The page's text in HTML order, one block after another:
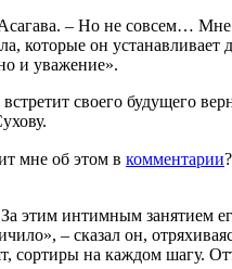
– Но не совсем… Мне
которые он
и уважение».
своего будущего
мне об этом в комментарии
интимным занятием
– сказал он,
сортиры на каждом шагу.